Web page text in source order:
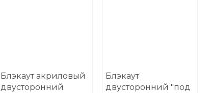
Блэкаут акриловый
двусторонний
Блэкаут
двусторонний "под